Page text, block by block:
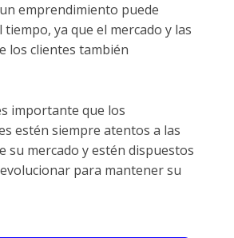
emprendimiento puede
tiempo, ya que el mercado y las
los clientes también
importante que los
estén siempre atentos a las
su mercado y estén dispuestos
para mantener su